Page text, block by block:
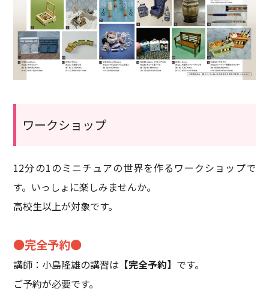
ワークショップ
12分の1のミニチュアの世界を作るワークショップで
す。いっしょに楽しみませんか。
高校生以上が対象です。
●完全予約●
講師：小島隆雄の講習は 【完全予約】 です。
ご予約が必要です。